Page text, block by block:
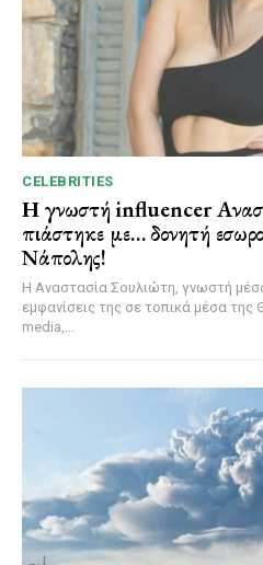
CELEBRITIES
Η γνωστή influencer
πιάστηκε με… δονητή
Νάπολης!
Η Αναστασία Σουλιώτη, γνωστή
εμφανίσεις της σε τοπικά μέσα της
media,...